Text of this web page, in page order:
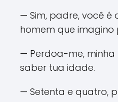
— Sim, padre, você
homem que imagino
— Perdoa-me, minha
saber tua idade.
— Setenta e quatro,